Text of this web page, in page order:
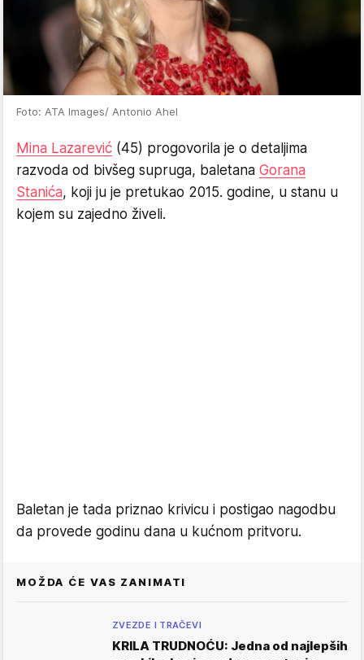
Foto: ATA Images/ Antonio Ahel
Mina Lazarević (45) progovorila je o detaljima
razvoda od bivšeg supruga, baletana Gorana
Stanića, koji ju je pretukao 2015. godine, u stanu u
kojem su zajedno živeli.
Baletan je tada priznao krivicu i postigao nagodbu
da provede godinu dana u kućnom pritvoru.
MOŽDA ĆE VAS ZANIMATI
ZVEZDE I TRAČEVI
KRILA TRUDNOĆU: Jedna od najlepših